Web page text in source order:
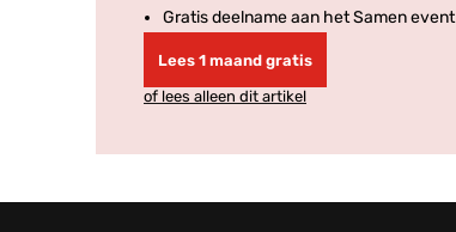
Gratis deelname aan het Samen event
Lees 1 maand gratis
of lees alleen dit artikel